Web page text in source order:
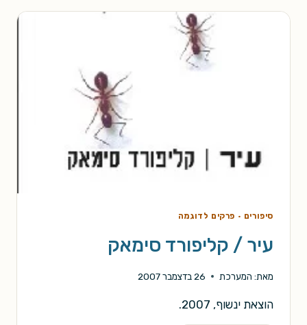
נעמי
נוביק
סיפורים · פרקים לדוגמה
עיר / קליפורד סימאק
מאת: המערכת 26 בדצמבר 2007
הוצאת ינשוף, 2007.